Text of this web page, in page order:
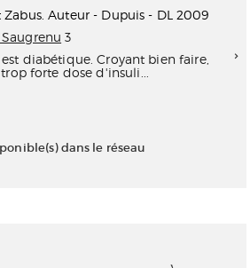
Zabus. Auteur - Dupuis - DL 2009
3
diabétique. Croyant bien faire,
forte dose d'insuli...
dans le réseau